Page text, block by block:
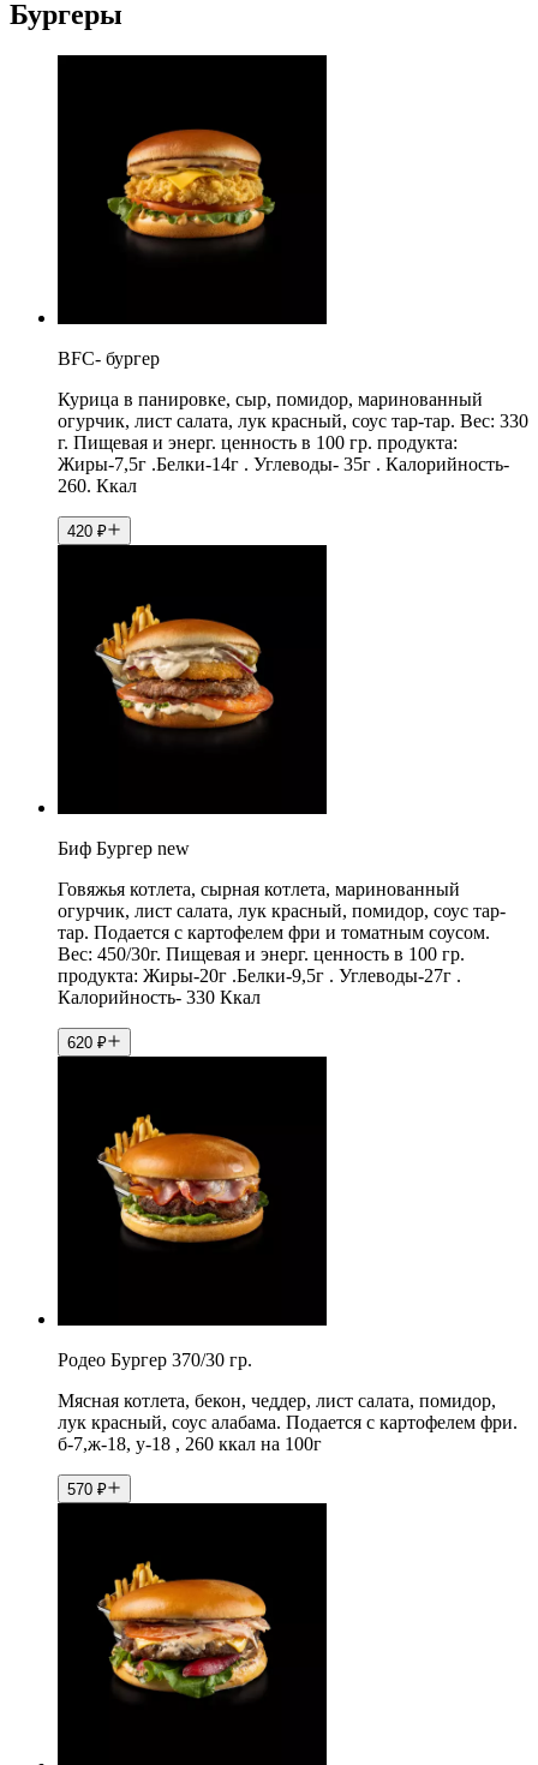
Бургеры
BFC- бургер
Курица в панировке, сыр, помидор, маринованный
огурчик, лист салата, лук красный, соус тар-тар. Вес: 330
г. Пищевая и энерг. ценность в 100 гр. продукта:
Жиры-7,5г .Белки-14г . Углеводы- 35г . Калорийность-
260. Ккал
420 ₽
Биф Бургер new
Говяжья котлета, сырная котлета, маринованный
огурчик, лист салата, лук красный, помидор, соус тар-
тар. Подается с картофелем фри и томатным соусом.
Вес: 450/30г. Пищевая и энерг. ценность в 100 гр.
продукта: Жиры-20г .Белки-9,5г . Углеводы-27г .
Калорийность- 330 Ккал
620 ₽
Родео Бургер 370/30 гр.
Мясная котлета, бекон, чеддер, лист салата, помидор,
лук красный, соус алабама. Подается с картофелем фри.
б-7,ж-18, у-18 , 260 ккал на 100г
570 ₽